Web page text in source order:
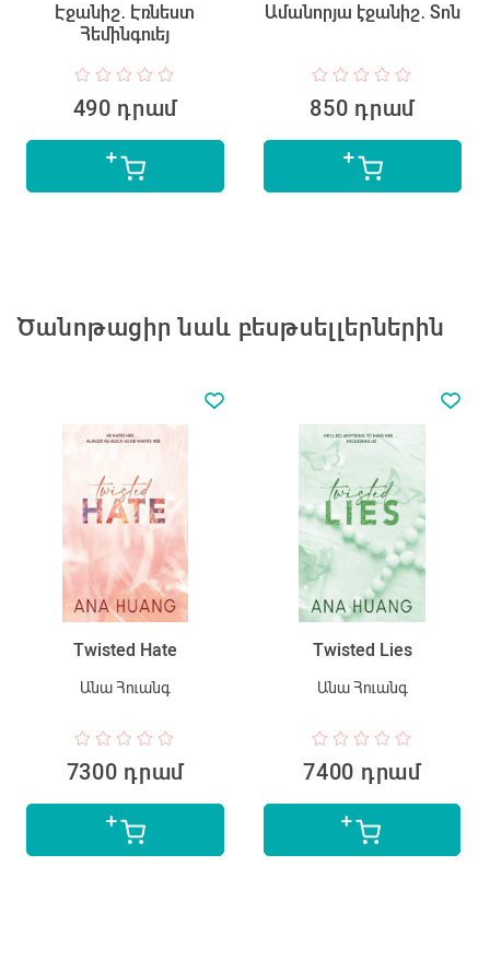
Էջանիշ․ Էռնեստ
Հեմինգուեյ
490 դրամ
Ամանորյա էջանիշ․ Տոն
850 դրամ
Ծանոթացիր նաև բեսթսելլերներին
Twisted Hate
Անա Հուանգ
7300 դրամ
Twisted Lies
Անա Հուանգ
7400 դրամ